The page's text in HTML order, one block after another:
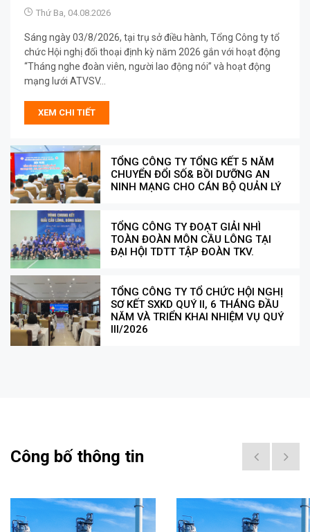
Thứ Ba, 04.08.2026
Sáng ngày 03/8/2026, tại trụ sở điều hành, Tổng Công ty tổ
chức Hội nghị đối thoại định kỳ năm 2026 gắn với hoạt động
“Tháng nghe đoàn viên, người lao động nói” và hoạt động
mạng lưới ATVSV...
XEM CHI TIẾT
TỔNG CÔNG TY TỔNG KẾT 5 NĂM
CHUYỂN ĐỔI SỐ& BỒI DƯỠNG AN
NINH MẠNG CHO CÁN BỘ QUẢN LÝ
TỔNG CÔNG TY ĐOẠT GIẢI NHÌ
TOÀN ĐOÀN MÔN CẦU LÔNG TẠI
ĐẠI HỘI TDTT TẬP ĐOÀN TKV.
TỔNG CÔNG TY TỔ CHỨC HỘI NGHỊ
SƠ KẾT SXKD QUÝ II, 6 THÁNG ĐẦU
NĂM VÀ TRIỂN KHAI NHIỆM VỤ QUÝ
III/2026
Công bố thông tin